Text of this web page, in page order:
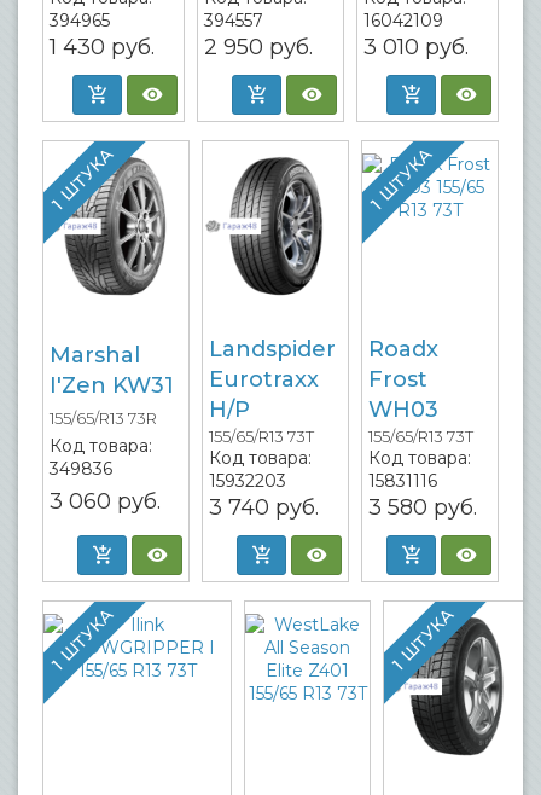
394965
1 430 руб.
394557
2 950 руб.
16042109
3 010 руб.
1 ШТУКА
Marshal
I'Zen KW31
155/65/R13 73R
Код товара:
349836
3 060 руб.
Landspider
Eurotraxx
H/P
155/65/R13 73T
Код товара:
15932203
3 740 руб.
1 ШТУКА
Roadx
Frost
WH03
155/65/R13 73T
Код товара:
15831116
3 580 руб.
1 ШТУКА 1 ШТУКА